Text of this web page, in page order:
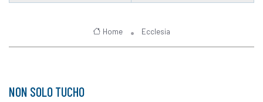
Home Ecclesia
NON SOLO TUCHO